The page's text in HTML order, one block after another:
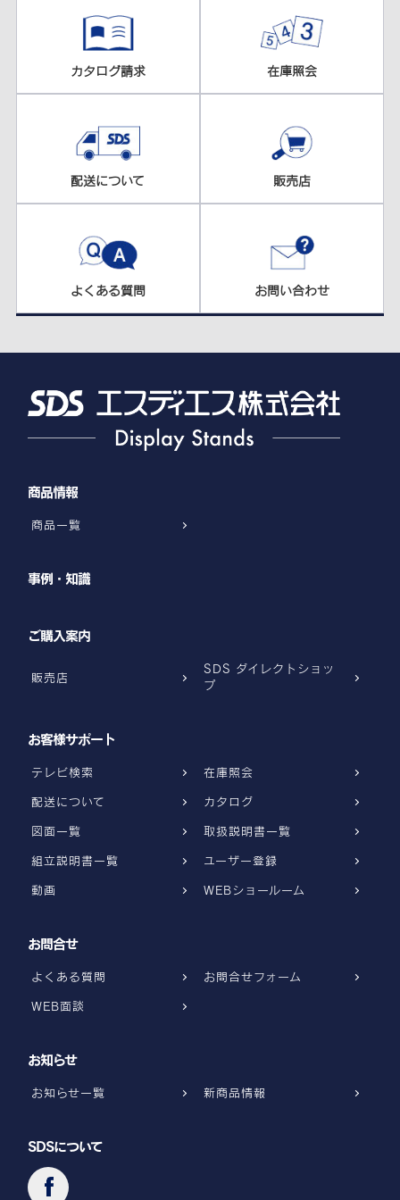
カタログ請求 在庫照会
配送について 販売店
よくある質問 お問い合わせ
商品情報
商品一覧
事例・知識
ご購入案内
販売店
SDS ダイレクトショッ
プ
お客様サポート
テレビ検索 在庫照会
配送について カタログ
図面一覧 取扱説明書一覧
組立説明書一覧 ユーザー登録
動画 WEBショールーム
お問合せ
よくある質問 お問合せフォーム
WEB面談
お知らせ
お知らせ一覧 新商品情報
SDSについて